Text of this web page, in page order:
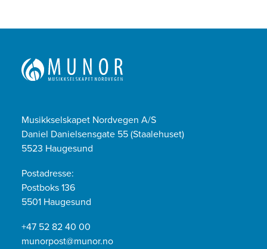
Musikkselskapet Nordvegen A/S
Daniel Danielsensgate 55 (Staalehuset)
5523 Haugesund
Postadresse:
Postboks 136
5501 Haugesund
+47 52 82 40 00
munorpost@munor.no